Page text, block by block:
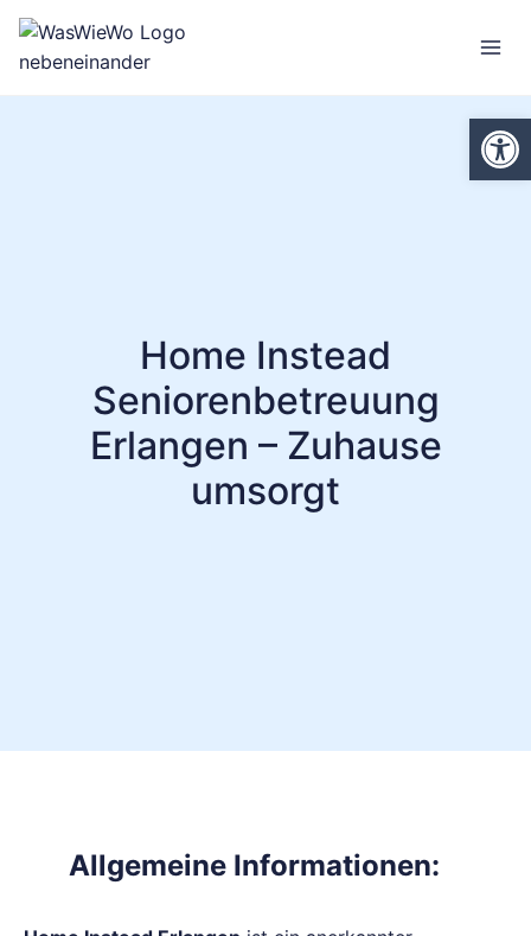
Zum
Inhalt
springen
Home Instead
Seniorenbetreuung
Erlangen – Zuhause
umsorgt
Allgemeine Informationen: